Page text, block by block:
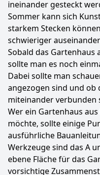
ineinander gesteckt
Sommer kann sich
starkem Stecken
schwieriger
Sobald das Gartenhaus
sollte man es noch
Dabei sollte man
angezogen sind und ob
miteinander verbunden
Wer ein Gartenhaus
möchte, sollte einige
ausführliche
Werkzeuge sind das A
ebene Fläche für das
vorsichtige